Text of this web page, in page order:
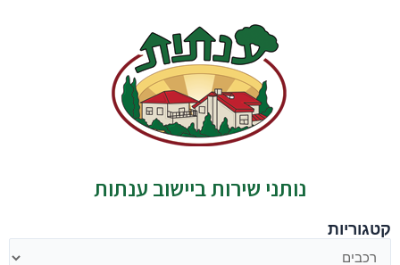
נותני שירות ביישוב ענתות
קטגוריות